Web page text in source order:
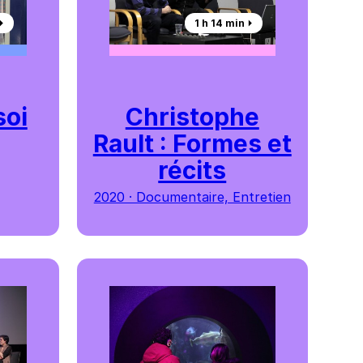
1 h 14 min ⏵︎
Christophe
Rault : Formes et
récits
2020 · Documentaire, Entretien